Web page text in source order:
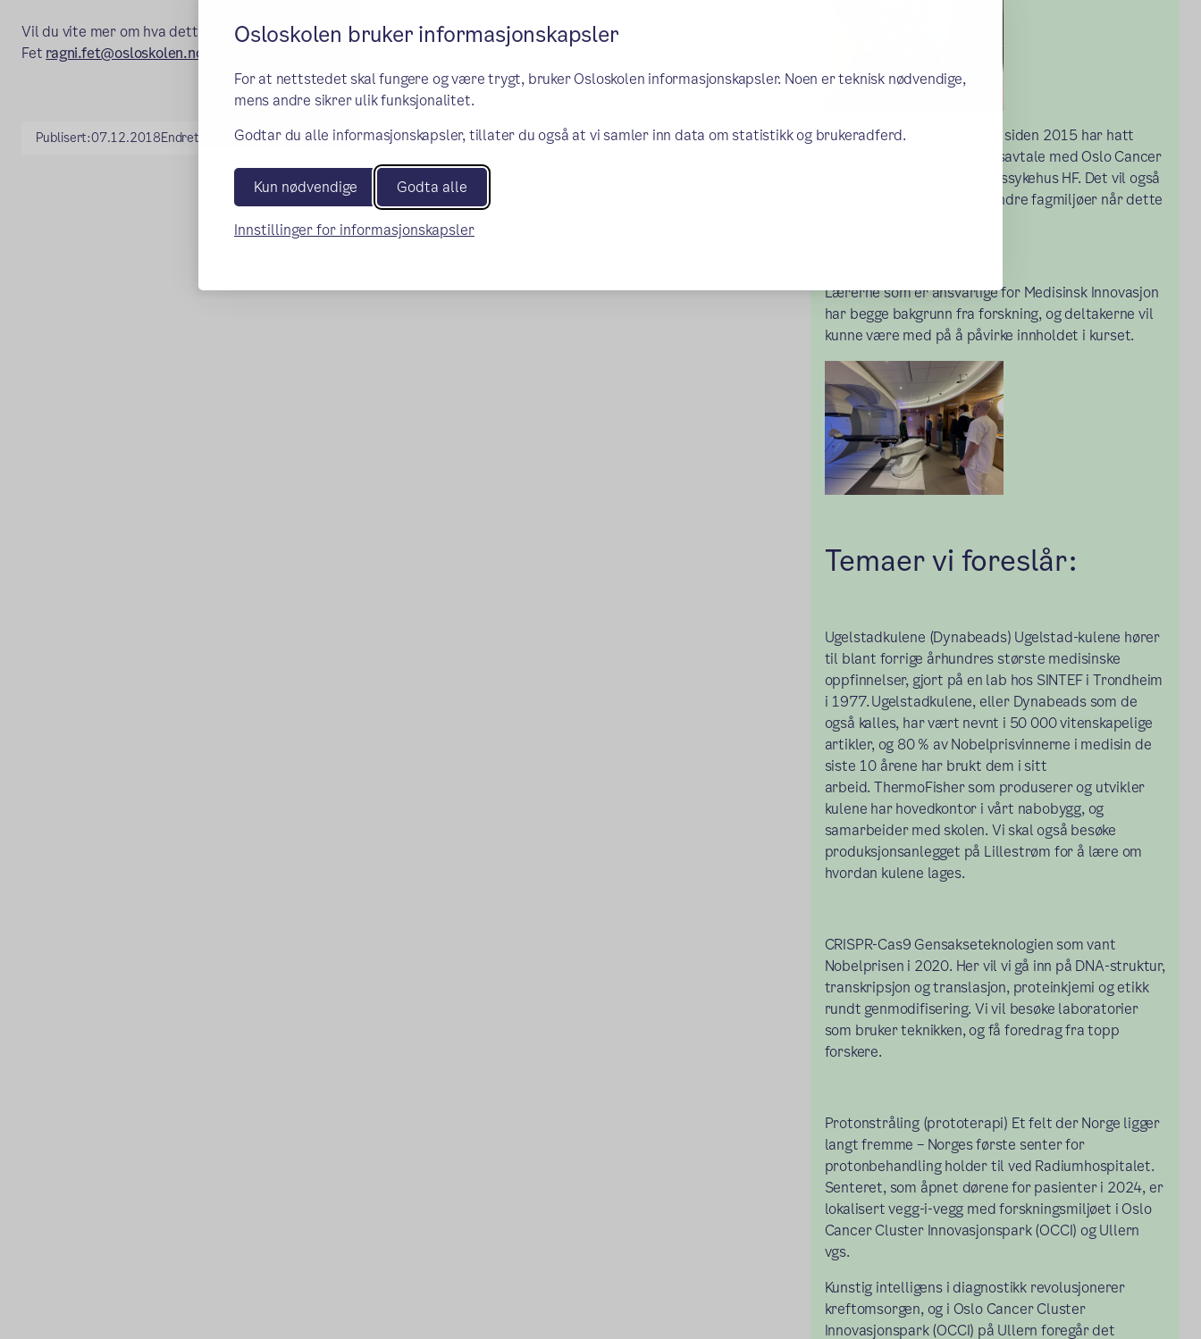
Osloskolen bruker informasjonskapsler
For at nettstedet skal fungere og være trygt, bruker Osloskolen informasjonskapsler. Noen er teknisk nødvendige,
mens andre sikrer ulik funksjonalitet.
Godtar du alle informasjonskapsler, tillater du også at vi samler inn data om statistikk og brukeradferd.
Kun nødvendige Godta alle
Innstillinger for informasjonskapsler
Vil du vite mer om hva dette tilbudet går ut på? Send gjerne en e-post til Ragni
Fet ragni.fet@osloskolen.no.
Publisert:07.12.2018Endret: 23.06.2026
Dette er mulig siden skolen siden 2015 har hatt
en forpliktende samarbeidsavtale med Oslo Cancer
Cluster og Oslo Universitetssykehus HF. Det vil også
være aktuelt å trekke inn andre fagmiljøer når dette
Lærerne som er ansvarlige for Medisinsk Innovasjon
har begge bakgrunn fra forskning, og deltakerne vil
kunne være med på å påvirke innholdet i kurset.
Temaer vi foreslår:
Ugelstadkulene (Dynabeads) Ugelstad-kulene hører
til blant forrige århundres største medisinske
oppfinnelser, gjort på en lab hos SINTEF i Trondheim
i 1977. Ugelstadkulene, eller Dynabeads som de
også kalles, har vært nevnt i 50 000 vitenskapelige
artikler, og 80 % av Nobelprisvinnerne i medisin de
siste 10 årene har brukt dem i sitt
arbeid. ThermoFisher som produserer og utvikler
kulene har hovedkontor i vårt nabobygg, og
samarbeider med skolen. Vi skal også besøke
produksjonsanlegget på Lillestrøm for å lære om
hvordan kulene lages.
CRISPR-Cas9 Gensakseteknologien som vant
Nobelprisen i 2020. Her vil vi gå inn på DNA-struktur,
transkripsjon og translasjon, proteinkjemi og etikk
rundt genmodifisering. Vi vil besøke laboratorier
som bruker teknikken, og få foredrag fra topp
forskere.
Protonstråling (prototerapi) Et felt der Norge ligger
langt fremme – Norges første senter for
protonbehandling holder til ved Radiumhospitalet.
Senteret, som åpnet dørene for pasienter i 2024, er
lokalisert vegg-i-vegg med forskningsmiljøet i Oslo
Cancer Cluster Innovasjonspark (OCCI) og Ullern
vgs.
Kunstig intelligens i diagnostikk revolusjonerer
kreftomsorgen, og i Oslo Cancer Cluster
Innovasjonspark (OCCI) på Ullern foregår det